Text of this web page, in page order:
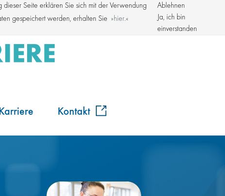
Seite erklären Sie sich mit der Verwendung
gespeichert werden, erhalten Sie
hier.
Ablehnen
Ja, ich bin
einverstanden
Kroschke Gruppe
Kontakt